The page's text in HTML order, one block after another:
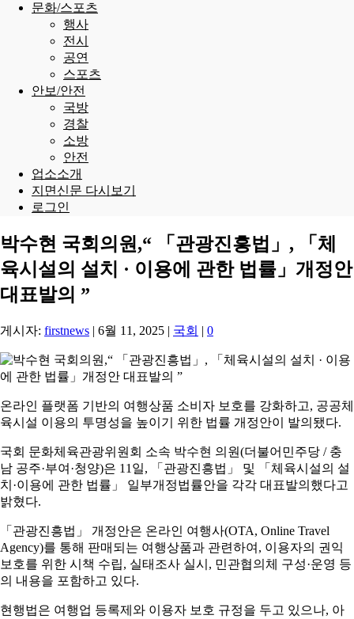
문화/스포츠
행사
전시
공연
스포츠
안보/안전
국방
경찰
소방
안전
업소소개
지면신문 다시보기
로그인
박수현 국회의원,“ 「관광진흥법」, 「체
육시설의 설치 · 이용에 관한 법률」개정안
대표발의 ”
게시자: firstnews | 6월 11, 2025 | 국회 | 0
온라인 플랫폼 기반의 여행상품 소비자 보호를 강화하고, 공공체
육시설 이용의 투명성을 높이기 위한 법률 개정안이 발의됐다.
국회 문화체육관광위원회 소속 박수현 의원(더불어민주당 / 충
남 공주·부여·청양)은 11일, 「관광진흥법」 및 「체육시설의 설
치·이용에 관한 법률」 일부개정법률안을 각각 대표발의했다고
밝혔다.
「관광진흥법」 개정안은 온라인 여행사(OTA, Online Travel
Agency)를 통해 판매되는 여행상품과 관련하여, 이용자의 권익
보호를 위한 시책 수립, 실태조사 실시, 민관협의체 구성·운영 등
의 내용을 포함하고 있다.
현행법은 여행업 등록제와 이용자 보호 규정을 두고 있으나, 아